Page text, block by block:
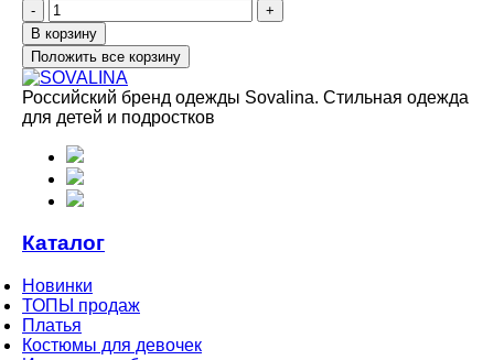
-
+
В корзину
Положить все корзину
Российский бренд одежды Sovalina. Стильная одежда
для детей и подростков
Каталог
Новинки
ТОПЫ продаж
Платья
Костюмы для девочек